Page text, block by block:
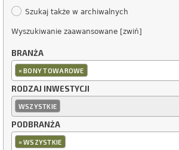
Szukaj także w archiwalnych
Wyszukiwanie zaawansowane [zwiń]
BRANŻA
×BONY TOWAROWE
RODZAJ INWESTYCJI
WSZYSTKIE
PODBRANŻA
×WSZYSTKIE